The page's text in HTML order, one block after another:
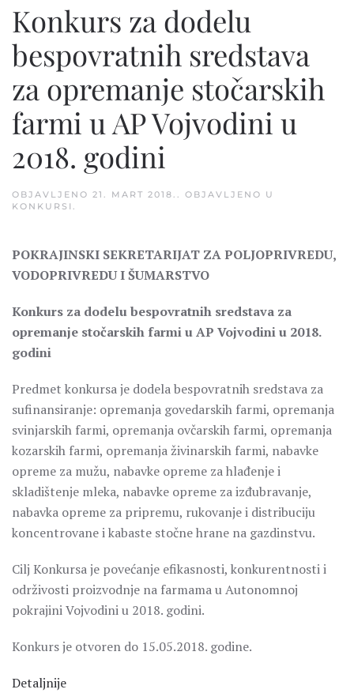
Konkurs za dodelu
bespovratnih sredstava
za opremanje stočarskih
farmi u AP Vojvodini u
2018. godini
OBJAVLJENO 21. MART 2018. . OBJAVLJENO U
KONKURSI .
POKRAJINSKI SEKRETARIJAT ZA POLJOPRIVREDU,
VODOPRIVREDU I ŠUMARSTVO
Konkurs za dodelu bespovratnih sredstava za
opremanje stočarskih farmi u AP Vojvodini u 2018.
godini
Predmet konkursa je dodela bespovratnih sredstava za
sufinansiranje: opremanja govedarskih farmi, opremanja
svinjarskih farmi, opremanja ovčarskih farmi, opremanja
kozarskih farmi, opremanja živinarskih farmi, nabavke
opreme za mužu, nabavke opreme za hlađenje i
skladištenje mleka, nabavke opreme za izđubravanje,
nabavka opreme za pripremu, rukovanje i distribuciju
koncentrovane i kabaste stočne hrane na gazdinstvu.
Cilj Konkursa je povećanje efikasnosti, konkurentnosti i
održivosti proizvodnje na farmama u Autonomnoj
pokrajini Vojvodini u 2018. godini.
Konkurs je otvoren do 15.05.2018. godine.
Detaljnije